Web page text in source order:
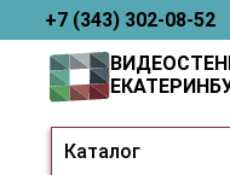
+7 (343) 302-08-52
Каталог